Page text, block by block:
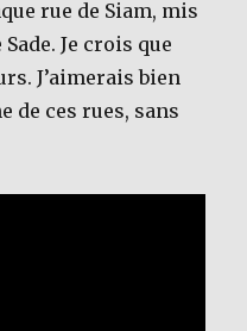
rue de Siam, mis
Je crois que
J’aimerais bien
de ces rues, sans